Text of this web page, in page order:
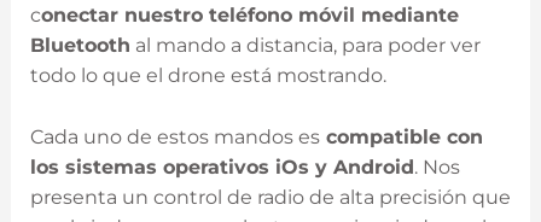
conectar nuestro teléfono móvil mediante
Bluetooth al mando a distancia, para poder ver
todo lo que el drone está mostrando.
Cada uno de estos mandos escompatible con
los sistemas operativos iOs y Android. Nos
presenta un control de radio de alta precisión que